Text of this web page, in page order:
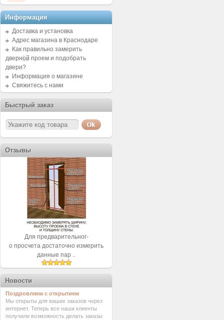
Информация
Доставка и установка
Адрес магазина в Краснодаре
Как правильно замерить
дверной проем и подобрать
двери?
Информация о магазине
Свяжитесь с нами
Быстрый заказ
Отзывы
Для предварительног-
о просчета достаточно измерить
данные пар ..
Новости
Поздровляем с открытием
Мы открыты для ваших заказов через
интернет. Теперь все наши клиенты
получили возможность делать заказы